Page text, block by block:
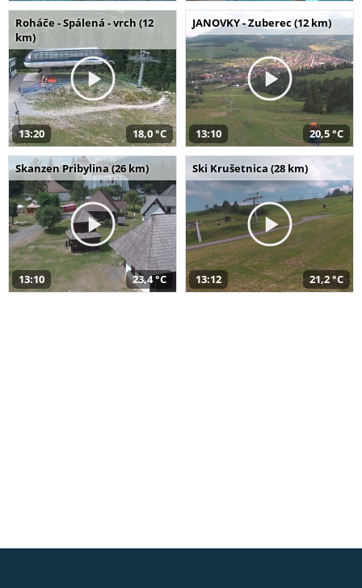
Roháče - Spálená - vrch (12
km)
13:20 18,0 °C
JANOVKY - Zuberec (12 km)
13:10 20,5 °C
Skanzen Pribylina (26 km)
13:10 23,4 °C
Ski Krušetnica (28 km)
13:12 21,2 °C